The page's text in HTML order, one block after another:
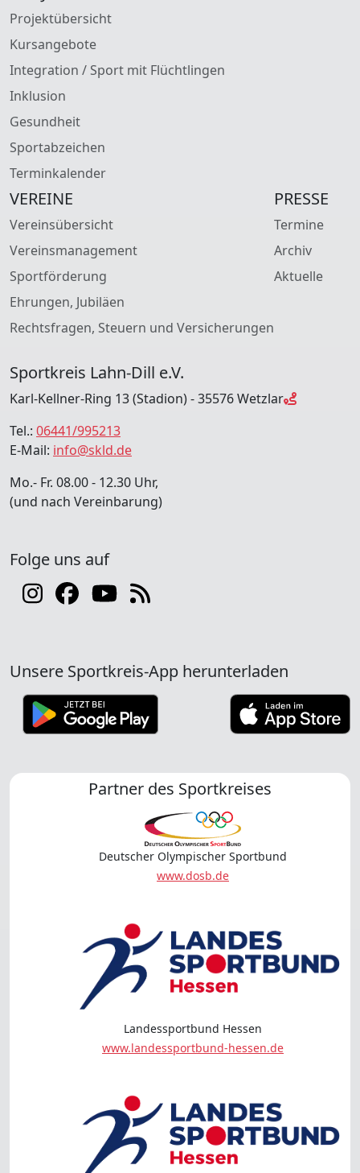
Projektübersicht
Kursangebote
Integration / Sport mit Flüchtlingen
Inklusion
Gesundheit
Sportabzeichen
Terminkalender
VEREINE
Vereinsübersicht
Vereinsmanagement
Sportförderung
Ehrungen, Jubiläen
Rechtsfragen, Steuern und Versicherungen
PRESSE
Termine
Archiv
Aktuelle
Sportkreis Lahn-Dill e.V.
Karl-Kellner-Ring 13 (Stadion) - 35576 Wetzlar
Tel.: 06441/995213
E-Mail: info@skld.de
Mo.- Fr. 08.00 - 12.30 Uhr,
(und nach Vereinbarung)
Folge uns auf
Unsere Sportkreis-App herunterladen
Partner des Sportkreises
Deutscher Olympischer Sportbund
www.dosb.de
Landessportbund Hessen
www.landessportbund-hessen.de